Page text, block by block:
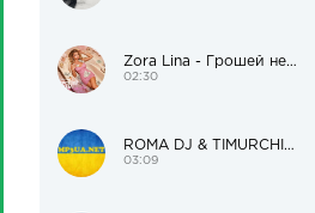
Zora Lina - Грошей нема, але я красива
02:30
ROMA DJ & TIMURCHIK – Цілуй мене
03:09